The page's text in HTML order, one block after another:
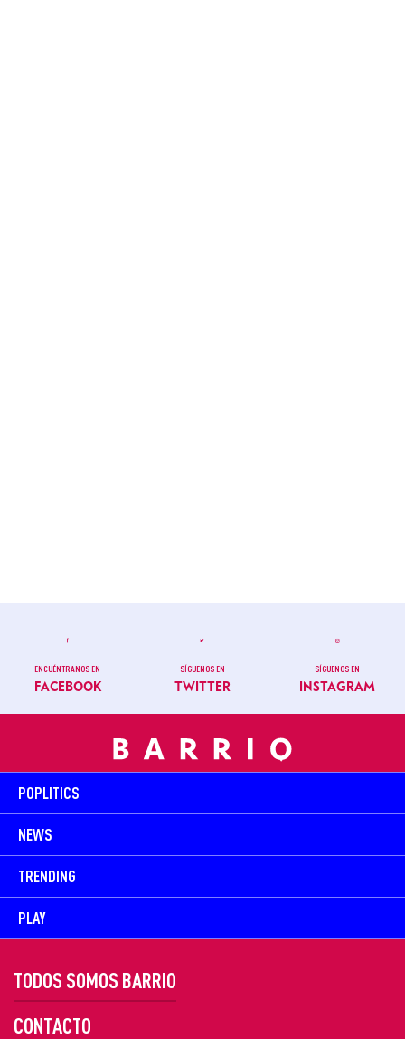
ENCUÉNTRANOS EN
FACEBOOK
SÍGUENOS EN
TWITTER
SÍGUENOS EN
INSTAGRAM
POPLITICS
NEWS
TRENDING
PLAY
TODOS SOMOS BARRIO
CONTACTO